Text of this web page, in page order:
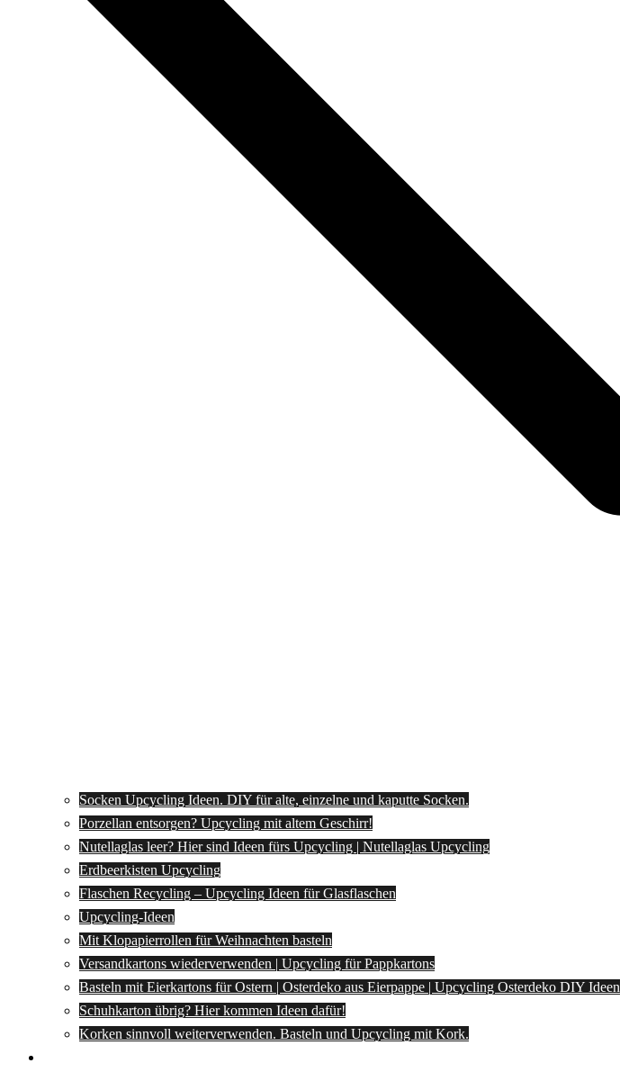
Socken Upcycling Ideen. DIY für alte, einzelne und kaputte Socken.
Porzellan entsorgen? Upcycling mit altem Geschirr!
Nutellaglas leer? Hier sind Ideen fürs Upcycling | Nutellaglas Upcycling
Erdbeerkisten Upcycling
Flaschen Recycling – Upcycling Ideen für Glasflaschen
Upcycling-Ideen
Mit Klopapierrollen für Weihnachten basteln
Versandkartons wiederverwenden | Upcycling für Pappkartons
Basteln mit Eierkartons für Ostern | Osterdeko aus Eierpappe | Upcycling Osterdeko DIY Ideen
Schuhkarton übrig? Hier kommen Ideen dafür!
Korken sinnvoll weiterverwenden. Basteln und Upcycling mit Kork.